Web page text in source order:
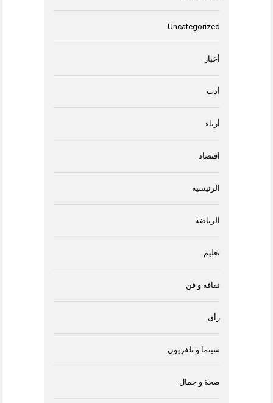
Uncategorized
أخبار
أدب
أزياء
اقتصاد
الرئيسية
الرياضة
تعليم
ثقافة و فن
رأى
سينما و تلفزيون
صحة و جمال